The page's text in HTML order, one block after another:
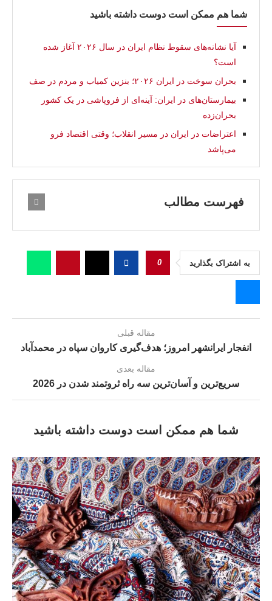
شما هم ممکن است دوست داشته باشید
آیا نشانه‌های سقوط نظام ایران در سال ۲۰۲۶ آغاز شده
است؟
بحران سوخت در ایران ۲۰۲۶؛ بنزین کمیاب و مردم در صف
بیمارستان‌های در ایران: آینه‌ای از فروپاشی در یک کشور
بحران‌زده
اعتراضات در ایران در مسیر انقلاب؛ وقتی اقتصاد فرو
می‌پاشد
فهرست مطالب
به اشتراک بگذارید 0
مقاله قبلی
انفجار ایرانشهر امروز؛ هدف‌گیری کاروان سپاه در محمدآباد
مقاله بعدی
سریع‌ترین و آسان‌ترین سه راه ثروتمند شدن در 2026
شما هم ممکن است دوست داشته باشید